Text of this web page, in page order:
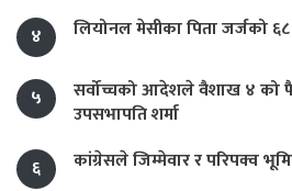
४
लियोनल मेसीका पिता जर्जको
५
सर्वोच्चको आदेशले वैशाख ४ को
उपसभापति शर्मा
६
कांग्रेसले जिम्मेवार र परिपक्व